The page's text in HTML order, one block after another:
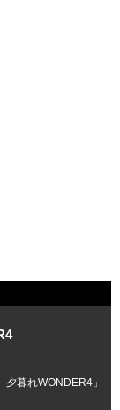
暮れWONDER4」